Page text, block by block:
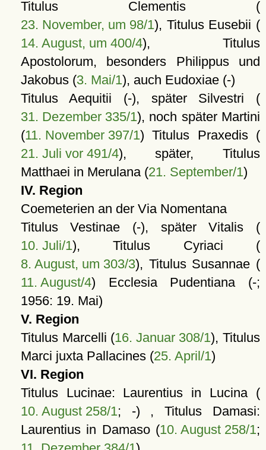
Titulus Clementis (
23. November, um 98/1), Titulus Eusebii (
14. August, um 400/4), Titulus
Apostolorum, besonders Philippus und
Jakobus (3. Mai/1), auch Eudoxiae (-)
Titulus Aequitii (-), später Silvestri (
31. Dezember 335/1), noch später Martini
(11. November 397/1) Titulus Praxedis (
21. Juli vor 491/4), später, Titulus
Matthaei in Merulana (21. September/1)
IV. Region
Coemeterien an der Via Nomentana
Titulus Vestinae (-), später Vitalis (
10. Juli/1), Titulus Cyriaci (
8. August, um 303/3), Titulus Susannae (
11. August/4) Ecclesia Pudentiana (-;
1956: 19. Mai)
V. Region
Titulus Marcelli (16. Januar 308/1), Titulus
Marci juxta Pallacines (25. April/1)
VI. Region
Titulus Lucinae: Laurentius in Lucina (
10. August 258/1; -) , Titulus Damasi:
Laurentius in Damaso (10. August 258/1;